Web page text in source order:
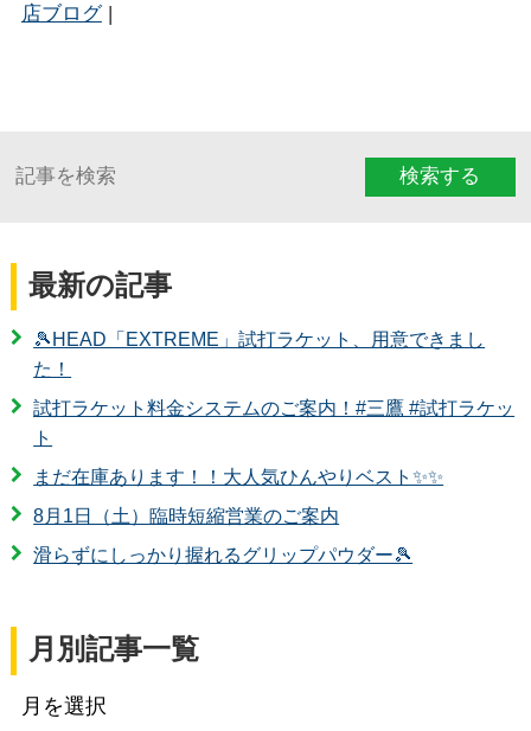
店ブログ|
検索する
最新の記事
🎾HEAD「EXTREME」試打ラケット、用意できまし
た！
試打ラケット料金システムのご案内！#三鷹 #試打ラケッ
ト
まだ在庫あります！！大人気ひんやりベスト✨✨
8月1日（土）臨時短縮営業のご案内
滑らずにしっかり握れるグリップパウダー🎾
月別記事一覧